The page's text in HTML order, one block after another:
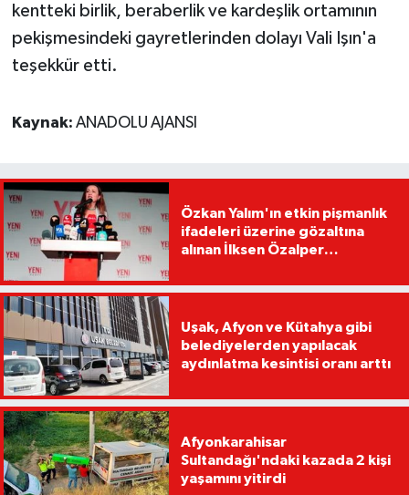
kentteki birlik, beraberlik ve kardeşlik ortamının
pekişmesindeki gayretlerinden dolayı Vali Işın'a
teşekkür etti.
Kaynak: ANADOLU AJANSI
Özkan Yalım'ın etkin pişmanlık
ifadeleri üzerine gözaltına
alınan İlksen Özalper
Uşak, Afyon ve Kütahya gibi
belediyelerden yapılacak
aydınlatma kesintisi oranı arttı
Afyonkarahisar
Sultandağı'ndaki kazada 2 kişi
yaşamını yitirdi